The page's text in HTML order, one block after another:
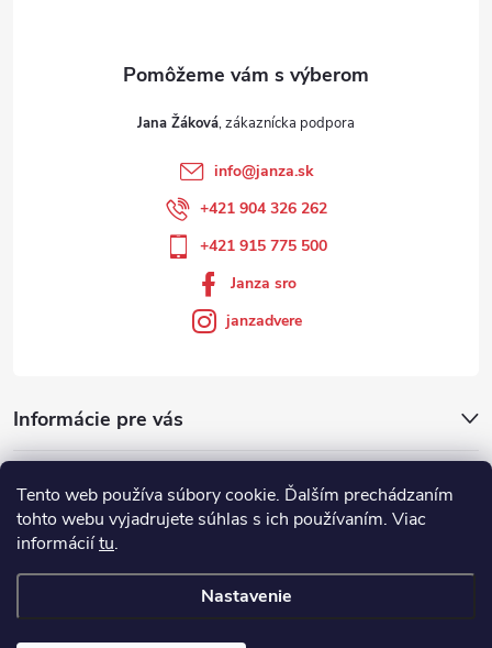
Tento web používa súbory cookie. Ďalším prechádzaním
tohto webu vyjadrujete súhlas s ich používaním. Viac
informáciítu.
Nastavenie
Informácie pre vás
Jana Žáková
info@janza.sk
+421 904 326 262
+421 915 775 500
Janza sro
janzadvere
Showroom